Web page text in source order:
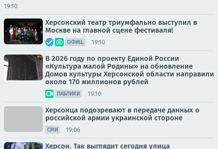
19:10
Херсонский театр триумфально выступил в
Москве на главной сцене фестиваля!
ОФИЦ. 19:10
В 2026 году по проекту Единой России
«Культура малой Родины» на обновление
Домов культуры Херсонской области направили
около 170 миллионов рублей
ПАБЛИКИ 19:10
Херсонца подозревают в передаче данных о
российской армии украинской стороне
СМИ 19:06
Херсон. Так выглядит сегодня улица